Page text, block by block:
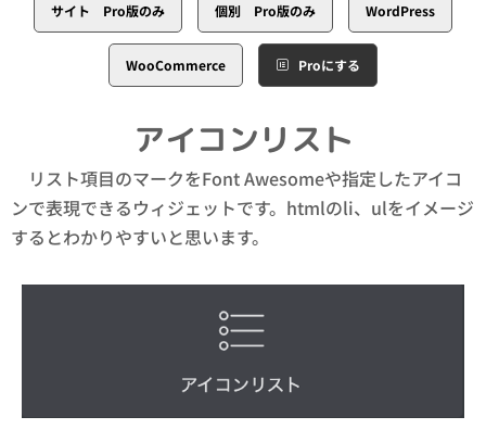
サイト Pro版のみ 個別 Pro版のみ WordPress
WooCommerce Proにする
アイコンリスト
リスト項目のマークをFont Awesomeや指定したアイコ
ンで表現できるウィジェットです。htmlのli、ulをイメージ
するとわかりやすいと思います。